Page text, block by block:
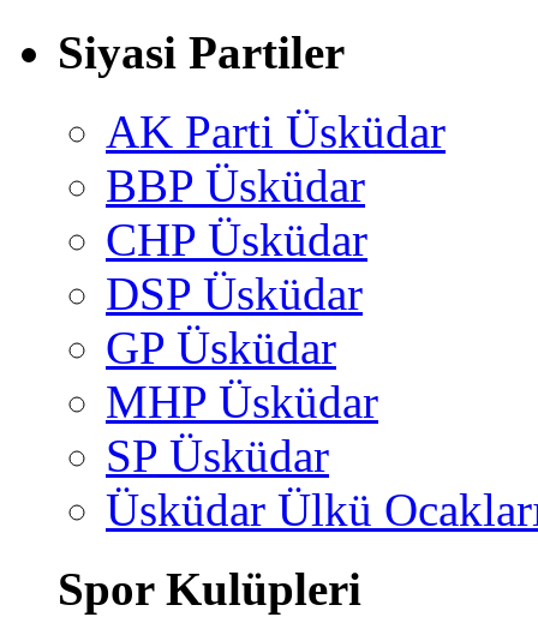
Siyasi Partiler
AK Parti Üsküdar
BBP Üsküdar
CHP Üsküdar
DSP Üsküdar
GP Üsküdar
MHP Üsküdar
SP Üsküdar
Üsküdar Ülkü
Spor Kulüpleri